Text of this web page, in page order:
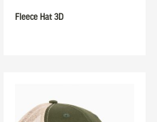
Fleece Hat 3D